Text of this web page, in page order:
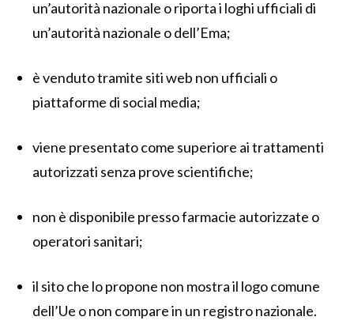
un’autorità nazionale o riporta i loghi ufficiali di
un’autorità nazionale o dell’Ema;
è venduto tramite siti web non ufficiali o
piattaforme di social media;
viene presentato come superiore ai trattamenti
autorizzati senza prove scientifiche;
non è disponibile presso farmacie autorizzate o
operatori sanitari;
il sito che lo propone non mostra il logo comune
dell’Ue o non compare in un registro nazionale.